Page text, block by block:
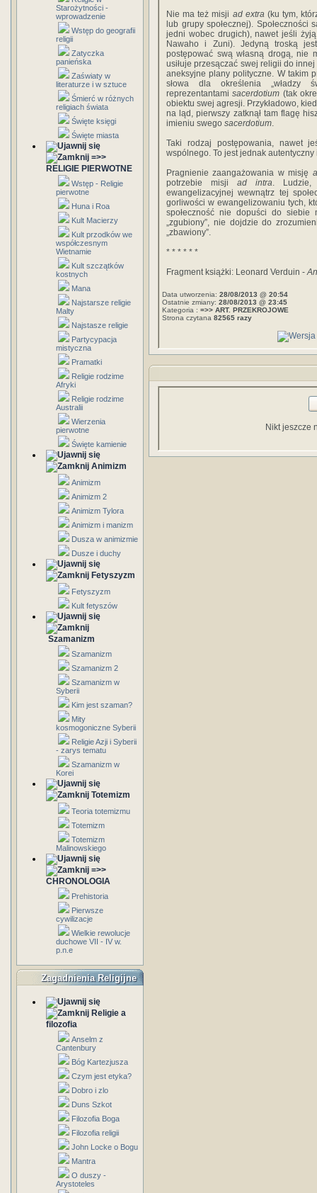
Starożytności -
wprowadzenie
Wstęp do geografii
religii
Zatyczka
panieńska
Zaświaty w
literaturze i w sztuce
Śmierć w różnych
religiach świata
Święte księgi
Święte miasta
=>>
RELIGIE PIERWOTNE
Wstęp - Religie
pierwotne
Huna i Roa
Kult Macierzy
Kult przodków we
współczesnym
Wietnamie
Kult szczątków
kostnych
Mana
Najstarsze religie
Malty
Najstasze religie
Partycypacja
mistyczna
Pramatki
Religie rodzime
Afryki
Religie rodzime
Australii
Wierzenia
pierwotne
Święte kamienie
Animizm
Animizm
Animizm 2
Animizm Tylora
Animizm i manizm
Dusza w animizmie
Dusze i duchy
Fetyszyzm
Fetyszyzm
Kult fetyszów
Szamanizm
Szamanizm
Szamanizm 2
Szamanizm w
Syberii
Kim jest szaman?
Mity
kosmogoniczne Syberii
Religie Azji i Syberii
- zarys tematu
Szamanizm w
Korei
Totemizm
Teoria totemizmu
Totemizm
Totemizm
Malinowskiego
=>>
CHRONOLOGIA
Prehistoria
Pierwsze
cywilizacje
Wielkie rewolucje
duchowe VII - IV w.
p.n.e
Zagadnienia Religijne
Religie a
filozofia
Anselm z
Cantenbury
Bóg Kartezjusza
Czym jest etyka?
Dobro i zlo
Duns Szkot
Filozofia Boga
Filozofia religii
John Locke o Bogu
Mantra
O duszy -
Arystoteles
Nie ma też misji ad extra (ku tym,
lub grupy społecznej).
jedni wobec drugich), nawet jeśli
Nawaho i Zuni). Jedyną troską
postępować swą własną drogą, nie
usiłuje przesączać swej religii do
aneksyjne plany polityczne. W takim
słowa dla określenia „władzy
reprezentantamisacerdotium (tak
obiektu swej agresji. Przykładowo,
na ląd, pierwszy zatknął tam flagę
imieniu swego sacerdotium.
Taki rodzaj postępowania, nawet
wspólnego. To jest jednak
Pragnienie zaangażowania w misję
potrzebie misji ad intra. Ludzie,
ewangelizacyjnej wewnątrz tej
gorliwości w ewangelizowaniu tych,
społeczność nie dopuści do
„zgubiony”, nie dojdzie do
„zbawiony”.
* * * * * *
Fragment książki: Leonard Verduin -
Data utworzenia: 28/08/2013 @ 20:54
Ostatnie zmiany: 28/08/2013 @ 23:45
Kategoria : =>> ART. PRZEKROJOWE
Strona czytana 82565 razy
Nikt jeszcze